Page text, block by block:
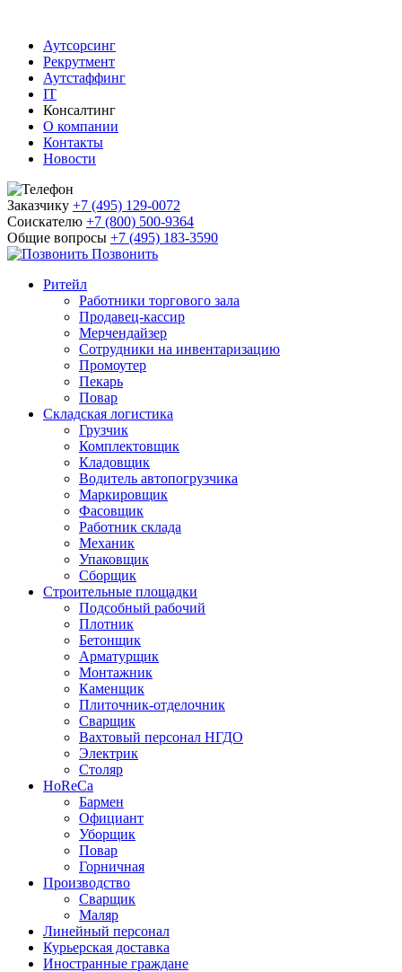
Аутсорсинг
Рекрутмент
Аутстаффинг
IT
Консалтинг
О компании
Контакты
Новости
Заказчику +7 (495) 129-0072
Соискателю +7 (800) 500-9364
Общие вопросы +7 (495) 183-3590
Позвонить
Ритейл
Работники торгового зала
Продавец-кассир
Мерчендайзер
Сотрудники на инвентаризацию
Промоутер
Пекарь
Повар
Складская логистика
Грузчик
Комплектовщик
Кладовщик
Водитель автопогрузчика
Маркировщик
Фасовщик
Работник склада
Механик
Упаковщик
Сборщик
Строительные площадки
Подсобный рабочий
Плотник
Бетонщик
Арматурщик
Монтажник
Каменщик
Плиточник-отделочник
Сварщик
Вахтовый персонал НГДО
Электрик
Столяр
HoReCa
Бармен
Официант
Уборщик
Повар
Горничная
Производство
Сварщик
Маляр
Линейный персонал
Курьерская доставка
Иностранные граждане